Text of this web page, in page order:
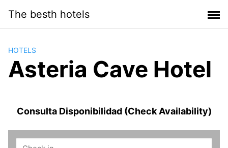
contenido
The besth hotels
HOTELS
Asteria Cave Hotel
Consulta Disponibilidad (Check Availability)